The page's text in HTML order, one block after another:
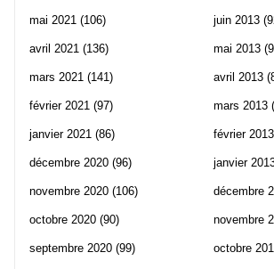
mai 2021 (106)
avril 2021 (136)
mars 2021 (141)
février 2021 (97)
janvier 2021 (86)
décembre 2020 (96)
novembre 2020 (106)
octobre 2020 (90)
septembre 2020 (99)
juin 2013
mai 2013
avril 2013
mars 2013
février 2013
janvier
décembre
novembre
octobre